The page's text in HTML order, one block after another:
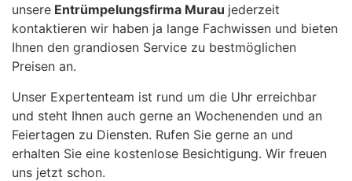
unsere Entrümpelungsfirma Murau jederzeit
kontaktieren wir haben ja lange Fachwissen und bieten
Ihnen den grandiosen Service zu bestmöglichen
Preisen an.
Unser Expertenteam ist rund um die Uhr erreichbar
und steht Ihnen auch gerne an Wochenenden und an
Feiertagen zu Diensten. Rufen Sie gerne an und
erhalten Sie eine kostenlose Besichtigung. Wir freuen
uns jetzt schon.